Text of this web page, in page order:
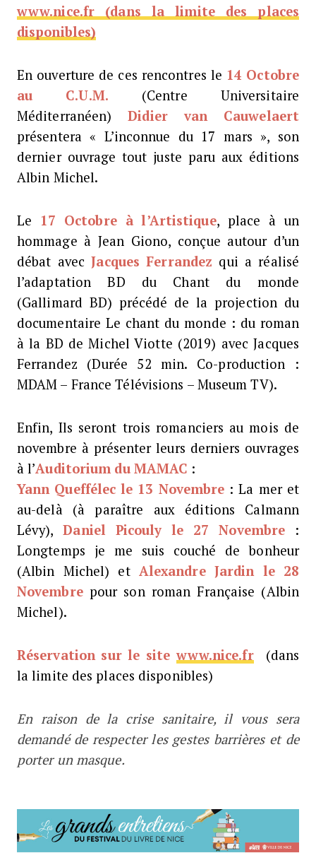
www.nice.fr (dans la limite des places
disponibles)
En ouverture de ces rencontres le 14 Octobre
au C.U.M.
(Centre Universitaire
Méditerranéen)Didier van Cauwelaert
présentera « L’inconnue du 17 mars », son
dernier ouvrage tout juste paru aux éditions
Albin Michel.
Le 17 Octobre à l’Artistique, place à un
hommage à Jean Giono, conçue autour d’un
débat avecJacques Ferrandez qui a réalisé
l’adaptation BD du Chant du monde
(Gallimard BD) précédé de la projection du
documentaire Le chant du monde : du roman
à la BD de Michel Viotte (2019) avec Jacques
Ferrandez (Durée 52 min. Co-production :
MDAM – France Télévisions – Museum TV).
Enfin, Ils seront trois romanciers au mois de
novembre à présenter leurs derniers ouvrages
à l’Auditorium du MAMAC :
Yann Queffélec le 13 Novembre : La mer et
au-delà (à paraître aux éditions Calmann
Lévy),Daniel Picouly le 27 Novembre
:
Longtemps je me suis couché de bonheur
(Albin Michel) et Alexandre Jardin le 28
Novembrepour son roman Française (Albin
Michel).
Réservation sur le sitewww.nice.fr
(dans
la limite des places disponibles)
En raison de la crise sanitaire, il vous sera
demandé de respecter les gestes barrières et de
porter un masque.